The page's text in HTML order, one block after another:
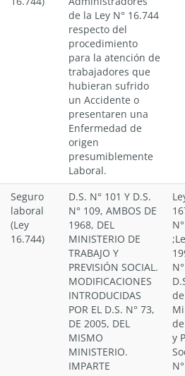
de la Ley N° 16.744
respecto del
procedimiento
para la atención de
trabajadores que
hubieran sufrido
un Accidente o
presentaren una
Enfermedad de
origen
presumiblemente
Laboral.
Seguro
laboral
(Ley
16.744)
D.S. N° 101 Y D.S.
N° 109, AMBOS DE
1968, DEL
MINISTERIO DE
TRABAJO Y
PREVISIÓN SOCIAL.
MODIFICACIONES
INTRODUCIDAS
POR EL D.S. N° 73,
DE 2005, DEL
MISMO
MINISTERIO.
IMPARTE
y